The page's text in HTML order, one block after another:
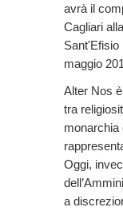
avrà il
Cagliari
Sant'Efisio
maggio
Alter Nos
tra
monarchia
Oggi,
a